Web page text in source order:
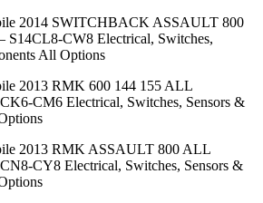
2014 SWITCHBACK ASSAULT 800
S14CL8-CW8 Electrical, Switches,
All Options
2013 RMK 600 144 155 ALL
CM6 Electrical, Switches, Sensors &
2013 RMK ASSAULT 800 ALL
CY8 Electrical, Switches, Sensors &